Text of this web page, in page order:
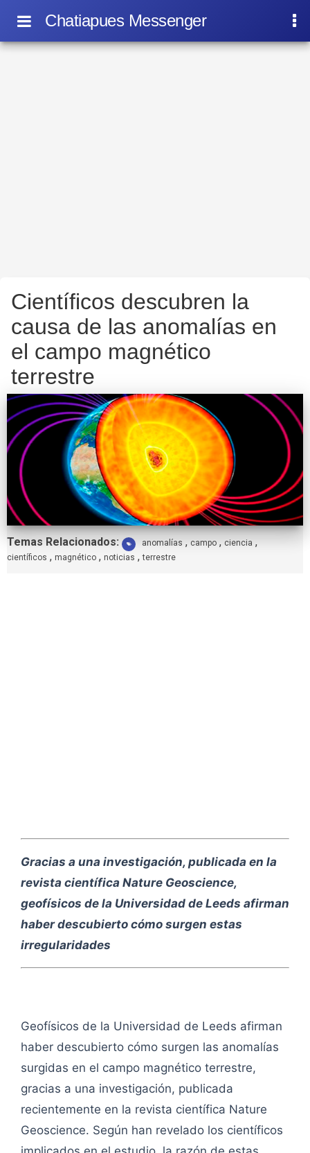
Chatiapues Messenger
Científicos descubren la
causa de las anomalías en
el campo magnético
terrestre
Temas Relacionados: Etiquetas:
anomalías , campo , ciencia ,
científicos , magnético , noticias ,terrestre
Gracias a una investigación, publicada en la
revista científica Nature Geoscience,
geofísicos de la Universidad de Leeds afirman
haber descubierto cómo surgen estas
irregularidades
Geofísicos de la Universidad de Leeds afirman
haber descubierto cómo surgen las anomalías
surgidas en el campo magnético terrestre,
gracias a una investigación, publicada
recientemente en la revista científica Nature
Geoscience. Según han revelado los científicos